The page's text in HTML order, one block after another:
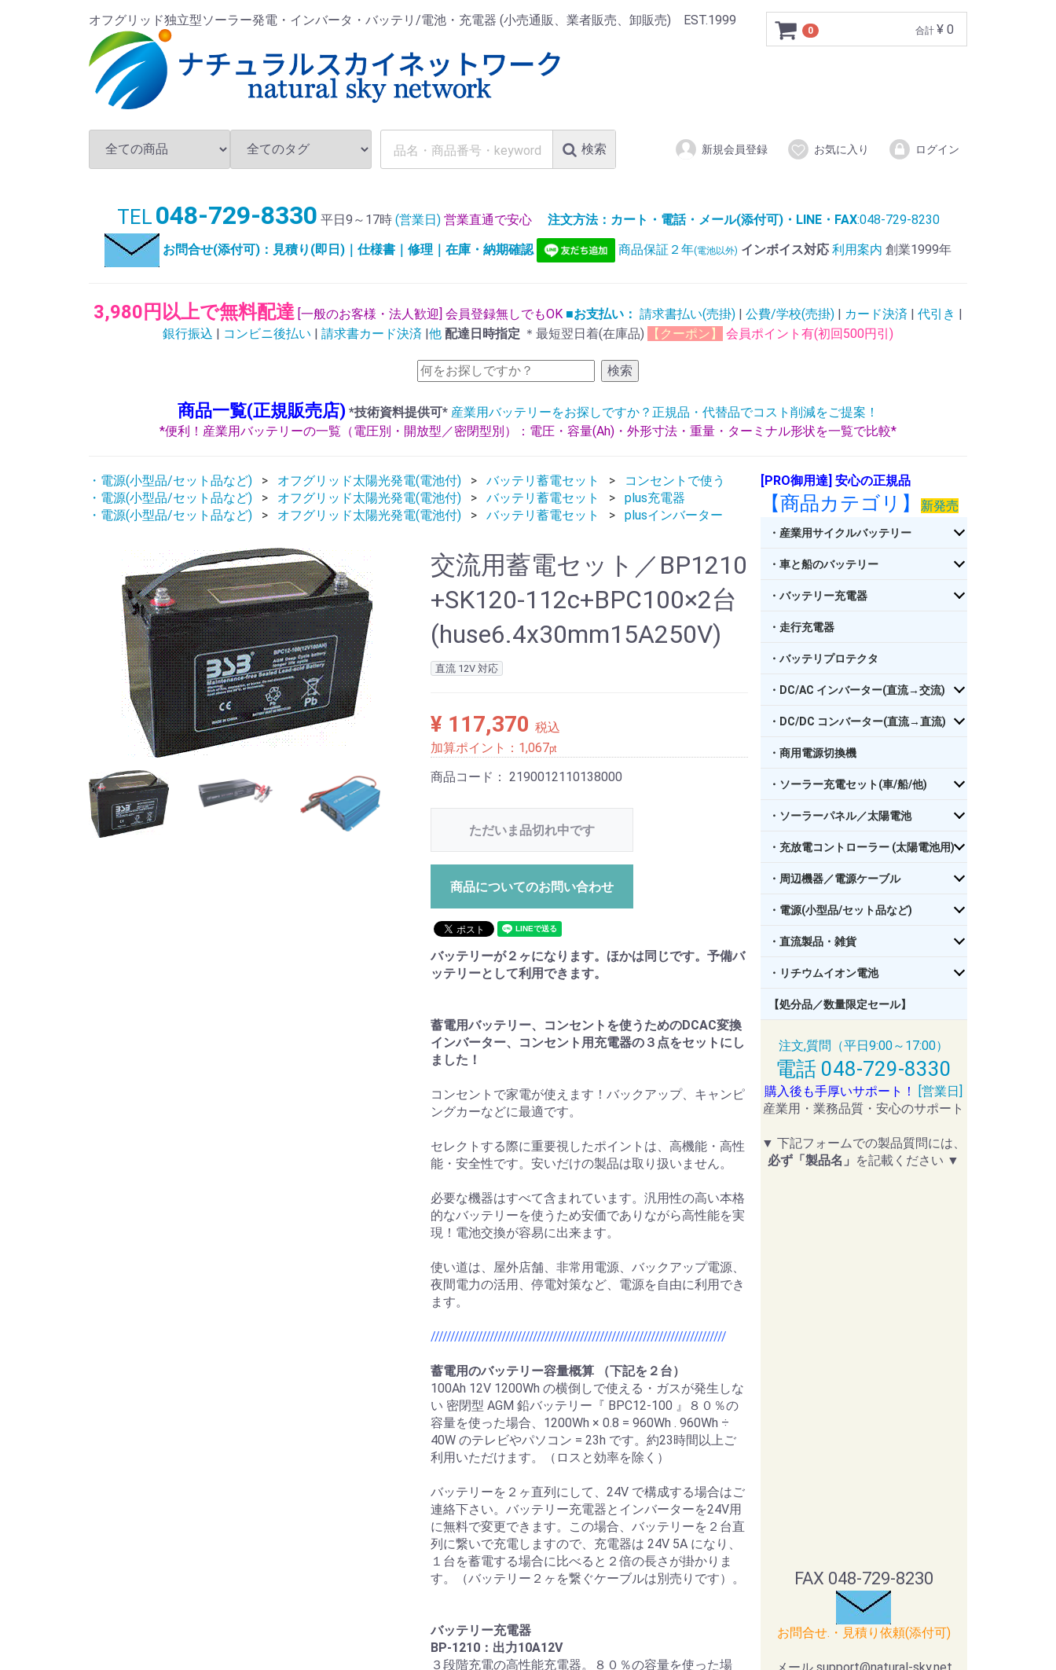
オフグリッド独立型ソーラー発電・インバータ・バッテリ/電池・充電器 (小売通販、業者販売、卸販売) EST.1999
0 合計 ¥ 0
検索 新規会員登録 お気に入り ログイン
TEL 048-729-8330 平日9～17時(営業日) 営業直通で安心 注文方法：カート・電話・メール(添付可)・LINE・FAX:048-729-8230
お問合せ(添付可)：見積り(即日)｜仕様書｜修理｜在庫・納期確認
商品保証２年(電池以外) インボイス対応 利用案内 創業1999年
3,980円以上で無料配達 [一般のお客様・法人歓迎] 会員登録無しでもOK ■お支払い： 請求書払い(売掛) | 公費/学校(売掛) | カード決済 | 代引き |
銀行振込 | コンビニ後払い | 請求書カード決済 |他 配達日時指定 ＊最短翌日着(在庫品) 【クーポン】 会員ポイント有(初回500円引)
検索
商品一覧(正規販売店) *技術資料提供可* 産業用バッテリーをお探しですか？正規品・代替品でコスト削減をご提案！
*便利！産業用バッテリーの一覧（電圧別・開放型／密閉型別）：電圧・容量(Ah)・外形寸法・重量・ターミナル形状を一覧で比較*
・電源(小型品/セット品など) オフグリッド太陽光発電(電池付) バッテリ蓄電セット
コンセントで使う
・電源(小型品/セット品など)
オフグリッド太陽光発電(電池付) バッテリ蓄電セット
plus充電器
・電源(小型品/セット品など)
オフグリッド太陽光発電(電池付) バッテリ蓄電セット plusインバーター
交流用蓄電セット／BP1210
+SK120-112c+BPC100×2台
(huse6.4x30mm15A250V)
直流 12V 対応
¥ 117,370 税込
加算ポイント： 1,067pt
商品コード：2190012110138000
ただいま品切れ中です
商品についてのお問い合わせ
バッテリーが２ヶになります。ほかは同じです。予備バ
ッテリーとして利用できます。
蓄電用バッテリー、コンセントを使うためのDCAC変換
インバーター、コンセント用充電器の３点をセットにし
ました！
コンセントで家電が使えます！バックアップ、キャンピ
ングカーなどに最適です。
セレクトする際に重要視したポイントは、高機能・高性
能・安全性です。安いだけの製品は取り扱いません。
必要な機器はすべて含まれています。汎用性の高い本格
的なバッテリーを使うため安価でありながら高性能を実
現！電池交換が容易に出来ます。
使い道は、屋外店舗、非常用電源、バックアップ電源、
夜間電力の活用、停電対策など、電源を自由に利用でき
ます。
///////////////////////////////////////////////////////////////////////////
蓄電用のバッテリー容量概算 （下記を２台）
100Ah 12V 1200Wh の横倒しで使える・ガスが発生しな
い 密閉型 AGM 鉛バッテリー『 BPC12-100 』８０％の
容量を使った場合、1200Wh × 0.8 = 960Wh . 960Wh ÷
40W のテレビやパソコン = 23h です。約23時間以上ご
利用いただけます。（ロスと効率を除く）
バッテリーを２ヶ直列にして、24V で構成する場合はご
連絡下さい。バッテリー充電器とインバーターを24V用
に無料で変更できます。この場合、バッテリーを２台直
列に繋いで充電しますので、充電器は 24V 5A になり、
１台を蓄電する場合に比べると２倍の長さが掛かりま
す。（バッテリー２ヶを繋ぐケーブルは別売りです）。
バッテリー充電器
BP-1210：出力10A12V
３段階充電の高性能充電器。８０％の容量を使った場
[PRO御用達] 安心の正規品
【商品カテゴリ】 新発売
・産業用サイクルバッテリー
・車と船のバッテリー
・バッテリー充電器
・走行充電器
・バッテリプロテクタ
・DC/AC インバーター(直流→交流)
・DC/DC コンバーター(直流→直流)
・商用電源切換機
・ソーラー充電セット(車/船/他)
・ソーラーパネル／太陽電池
・充放電コントローラー (太陽電池用)
・周辺機器／電源ケーブル
・電源(小型品/セット品など)
・直流製品・雑貨
・リチウムイオン電池
【処分品／数量限定セール】
注文,質問（平日9:00～17:00）
電話 048-729-8330
購入後も手厚いサポート！
[営業日]
産業用・業務品質・安心のサポート
▼ 下記フォームでの製品質問には、
必ず「製品名」 を記載ください ▼
FAX 048-729-8230
お問合せ.・見積り依頼(添付可)